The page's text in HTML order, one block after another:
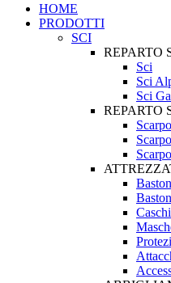
HOME
PRODOTTI
SCI
REPARTO
Sci
Sci
Sci
REPARTO
Caschi